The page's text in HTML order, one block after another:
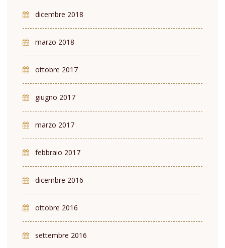
dicembre 2018
marzo 2018
ottobre 2017
giugno 2017
marzo 2017
febbraio 2017
dicembre 2016
ottobre 2016
settembre 2016